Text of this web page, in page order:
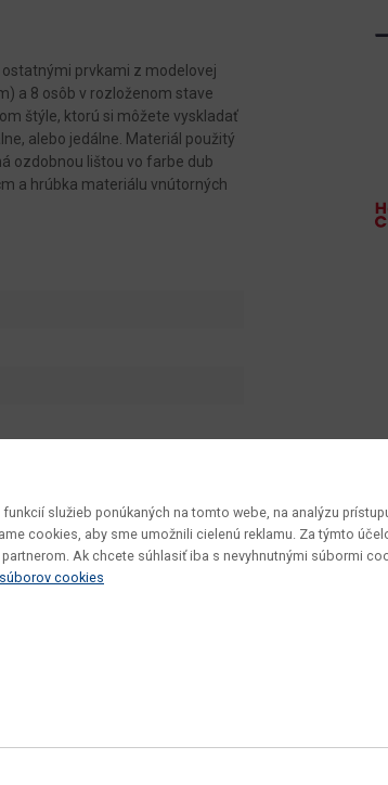
prvkami z modelovej
a 8 osôb v rozloženom stave
štýle, ktorú si môžete vyskladať
alebo jedálne. Materiál použitý
ozdobnou lištou vo farbe dub
a hrúbka materiálu vnútorných
služieb ponúkaných na tomto webe, na analýzu
cookies, aby sme umožnili cielenú reklamu. Za týmto
Ak chcete súhlasiť iba s nevyhnutnými súbormi
cookies